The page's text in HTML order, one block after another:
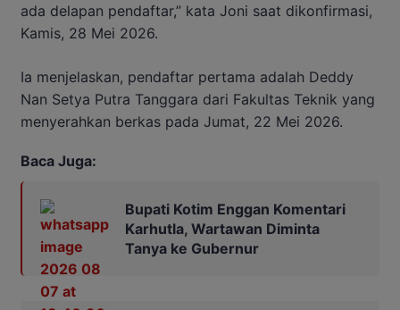
ada delapan pendaftar,” kata Joni saat dikonfirmasi,
Kamis, 28 Mei 2026.
Ia menjelaskan, pendaftar pertama adalah Deddy
Nan Setya Putra Tanggara dari Fakultas Teknik yang
menyerahkan berkas pada Jumat, 22 Mei 2026.
Baca Juga:
Bupati Kotim Enggan Komentari
Karhutla, Wartawan Diminta
Tanya ke Gubernur